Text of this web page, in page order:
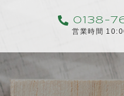
0138-
営業時間